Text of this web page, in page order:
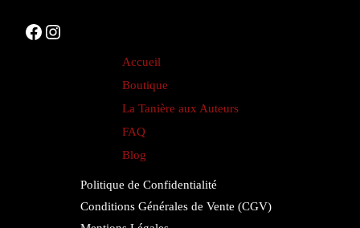
complet
Facebook
Instagram
Accueil
Boutique
La Tanière aux Auteurs
FAQ
Blog
Politique de Confidentialité
Conditions Générales de Vente (CGV)